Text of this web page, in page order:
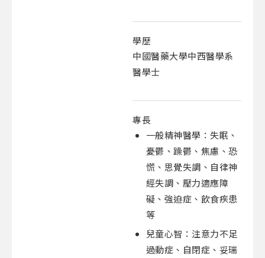
學歷
中國醫藥大學中西醫學系
醫學士
專長
一般精神醫學：失眠、
憂鬱、躁鬱、焦慮、恐
慌、思覺失調、自律神
經失調、壓力適應障
礙、強迫症、飲食疾患
等
兒童心智：注意力不足
過動症、自閉症、妥瑞